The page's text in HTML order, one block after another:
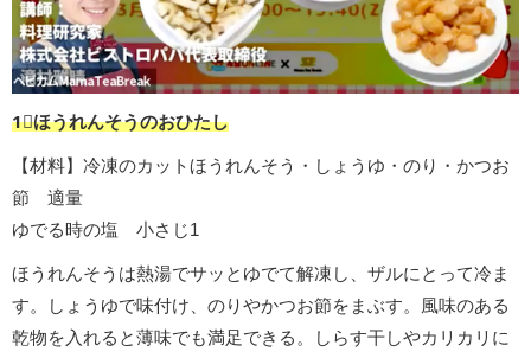
1︎⃣ほうれんそうのおひたし
【材料】冷凍のカットほうれんそう・しょうゆ・のり・かつお
節 適量
ゆでる時の塩 小さじ1
ほうれんそうは熱湯でサッとゆでて解凍し、ザルにとって冷ま
す。しょうゆで味付け、のりやかつお節をまぶす。風味のある
乾物を入れると薄味でも満足できる。しらす干しやカリカリに